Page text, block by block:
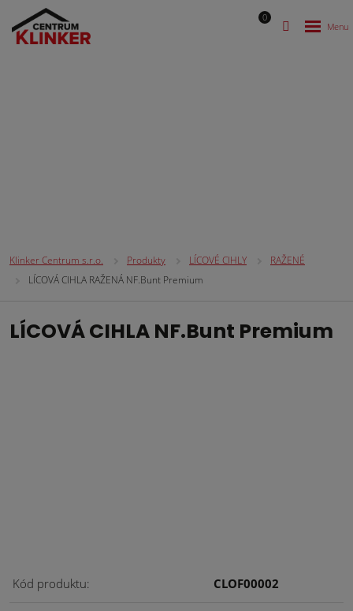
0
Klinker Centrum s.r.o. Produkty LÍCOVÉ CIHLY
RAŽENÉ
LÍCOVÁ CIHLA RAŽENÁ NF.Bunt Premium
LÍCOVÁ CIHLA NF.Bunt Premium
Kód produktu CLOF00002